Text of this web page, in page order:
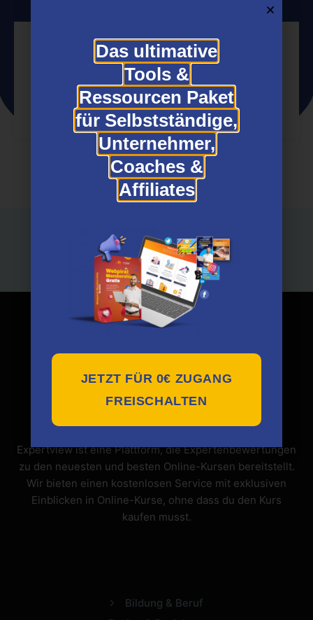
Jetzt Partner werden
Expertview ist eine Plattform, die Expertenbewertungen
zu den neuesten und besten Online-Kursen bereitstellt.
Wir bieten einen kostenlosen Service mit exklusiven
Einblicken in Online-Kurse, ohne dass du den Kurs
kaufen musst.
Bildung & Beruf
Das ultimative
Tools &
Ressourcen Paket
für Selbstständige,
Unternehmer,
Coaches &
Affiliates
JETZT FÜR 0€ ZUGANG
FREISCHALTEN